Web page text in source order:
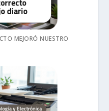
MEJORÓ NUESTRO